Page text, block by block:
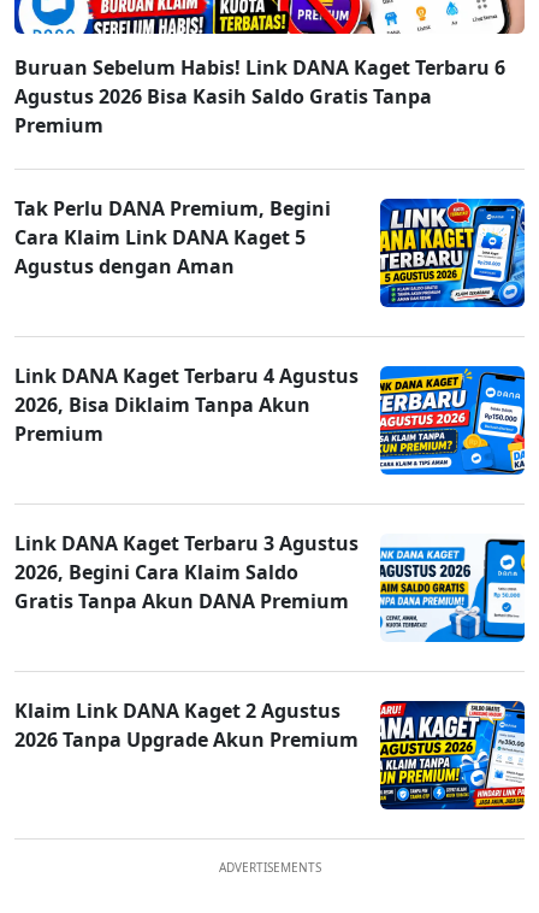
Buruan Sebelum Habis! Link DANA Kaget Terbaru 6
Agustus 2026 Bisa Kasih Saldo Gratis Tanpa
Premium
Tak Perlu DANA Premium, Begini
Cara Klaim Link DANA Kaget 5
Agustus dengan Aman
Link DANA Kaget Terbaru 4 Agustus
2026, Bisa Diklaim Tanpa Akun
Premium
Link DANA Kaget Terbaru 3 Agustus
2026, Begini Cara Klaim Saldo
Gratis Tanpa Akun DANA Premium
Klaim Link DANA Kaget 2 Agustus
2026 Tanpa Upgrade Akun Premium
ADVERTISEMENTS